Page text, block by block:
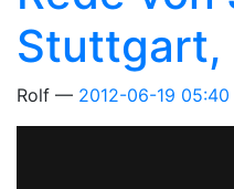
Stuttgart,
Rolf 2012-06-19 05:40